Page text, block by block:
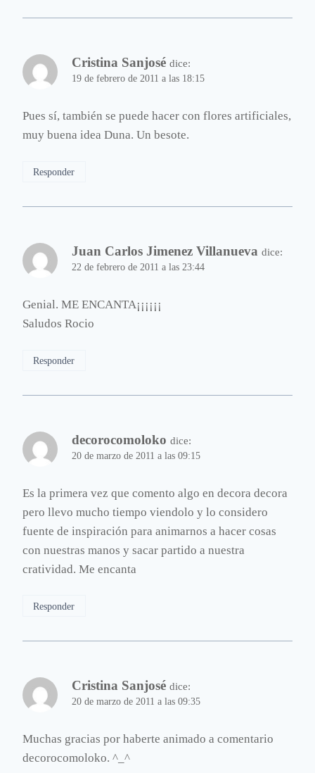
Cristina Sanjosé dice:
19 de febrero de 2011 a las 18:15
Pues sí, también se puede hacer con flores artificiales,
muy buena idea Duna. Un besote.
Responder
Juan Carlos Jimenez Villanueva dice:
22 de febrero de 2011 a las 23:44
Genial. ME ENCANTA¡¡¡¡¡¡
Saludos Rocio
Responder
decorocomoloko dice:
20 de marzo de 2011 a las 09:15
Es la primera vez que comento algo en decora decora
pero llevo mucho tiempo viendolo y lo considero
fuente de inspiración para animarnos a hacer cosas
con nuestras manos y sacar partido a nuestra
cratividad. Me encanta
Responder
Cristina Sanjosé dice:
20 de marzo de 2011 a las 09:35
Muchas gracias por haberte animado a comentario
decorocomoloko. ^_^